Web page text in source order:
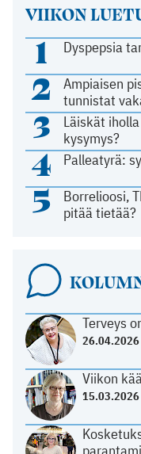
VIIKON
1 Dyspepsia
2
Ampiaisen
tunnistat
3
Läiskät
kysymys?
4 Palleatyrä:
5
Borrelioosi,
pitää tietää?
Terveys
Viikon